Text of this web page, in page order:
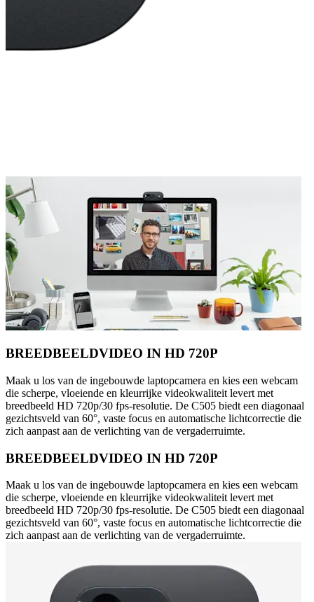
BREEDBEELDVIDEO IN HD 720P
Maak u los van de ingebouwde laptopcamera en kies een webcam
die scherpe, vloeiende en kleurrijke videokwaliteit levert met
breedbeeld HD 720p/30 fps-resolutie. De C505 biedt een diagonaal
gezichtsveld van 60°, vaste focus en automatische lichtcorrectie die
zich aanpast aan de verlichting van de vergaderruimte.
BREEDBEELDVIDEO IN HD 720P
Maak u los van de ingebouwde laptopcamera en kies een webcam
die scherpe, vloeiende en kleurrijke videokwaliteit levert met
breedbeeld HD 720p/30 fps-resolutie. De C505 biedt een diagonaal
gezichtsveld van 60°, vaste focus en automatische lichtcorrectie die
zich aanpast aan de verlichting van de vergaderruimte.